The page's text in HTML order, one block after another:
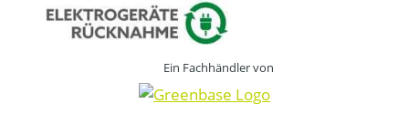
Ein Fachhändler von